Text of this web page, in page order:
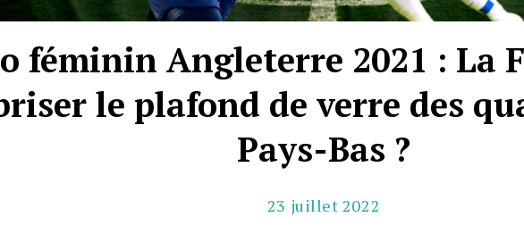
féminin Angleterre 2021 : La
le plafond de verre des
Pays-Bas ?
23 juillet 2022